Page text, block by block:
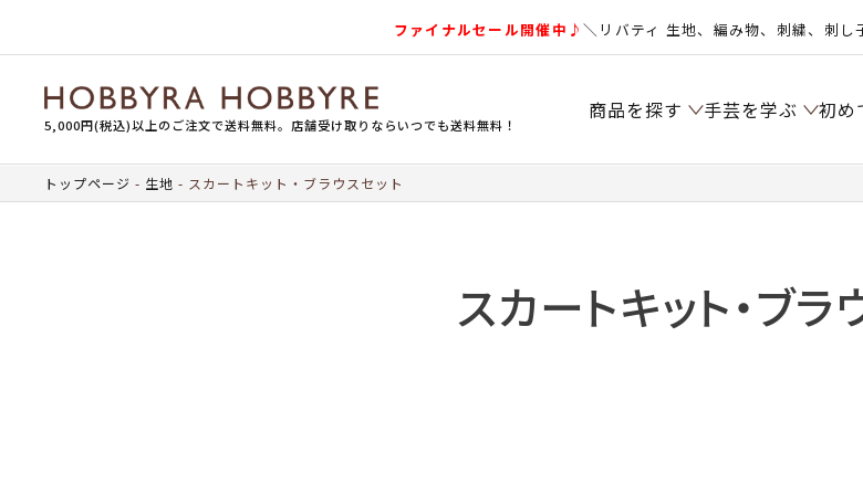
ファイナルセール開催中♪＼リバティ 生地、編み物、刺繍、刺し
5,000円(税込)以上のご注文で送料無料。店舗受け取りならいつでも送料無料！
商品を探す 手芸を学ぶ 初め
トップページ 生地 スカートキット・ブラウスセット
スカートキット・ブラ